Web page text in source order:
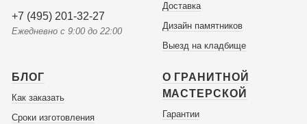
+7 (495) 201-32-27
Ежедневно с 9:00 до 22:00
Доставка
Дизайн памятников
Выезд на кладбище
БЛОГ
Как заказать
Сроки изготовления
О ГРАНИТНОЙ
МАСТЕРСКОЙ
Гарантии